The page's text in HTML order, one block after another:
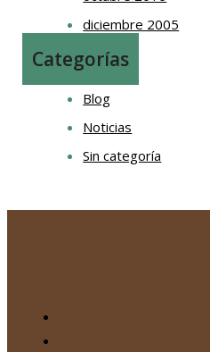
diciembre 2005
Categorías
Blog
Noticias
Sin categoría